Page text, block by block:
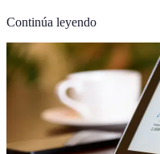
Continúa leyendo